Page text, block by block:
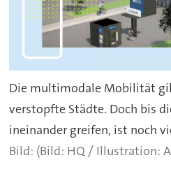
Die multimodale Mobilität
verstopfte Städte. Doch bis
ineinander greifen, ist noch
(Bild: HQ / Illustration: